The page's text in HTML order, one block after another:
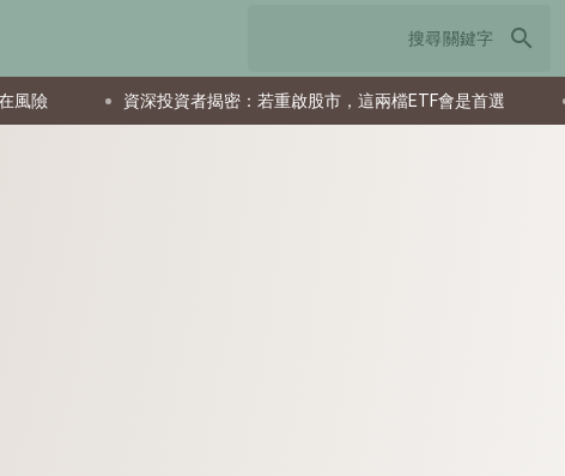
search
資深投資者揭密：若重啟股市，這兩檔ETF會是首選 父親節送